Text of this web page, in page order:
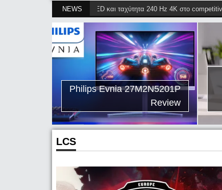
NEWS
4ης γενιάς QD-OLED και ταχύτητα 240 Hz 4K στο competitive gaming
Philips Evnia 27M2N5201P
Review
LCS